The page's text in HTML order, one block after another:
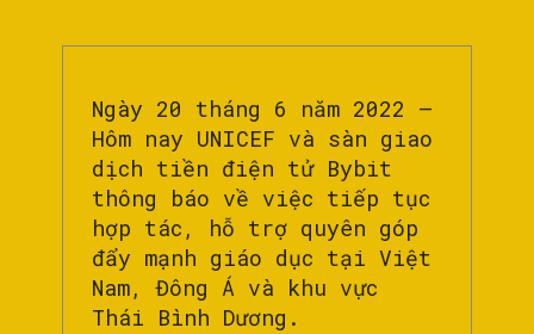
Ngày 20 tháng 6 năm 2022 –
Hôm nay UNICEF và sàn giao
dịch tiền điện tử Bybit
thông báo về việc tiếp tục
hợp tác, hỗ trợ quyên góp
đẩy mạnh giáo dục tại Việt
Nam, Đông Á và khu vực
Thái Bình Dương.